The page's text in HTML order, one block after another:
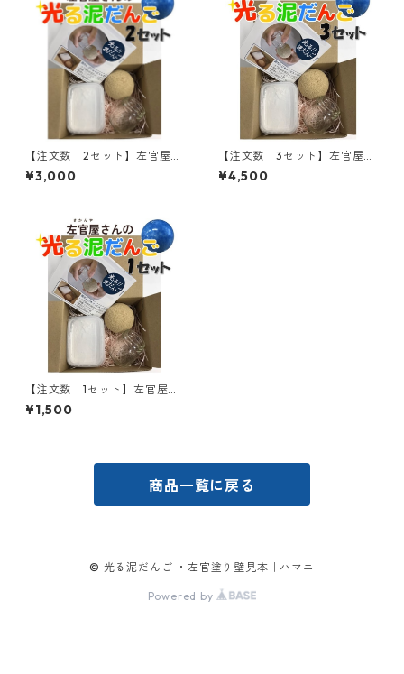
【注文数 2セット】左官屋さ
んの光る泥だんご
¥3,000
【注文数 3セット】左官屋さ
んの光る泥だんご
¥4,500
【注文数 1セット】左官屋さ
んの光る泥だんご
¥1,500
商品一覧に戻る
© 光る泥だんご ・左官塗り壁見本｜ハマニ
Powered by